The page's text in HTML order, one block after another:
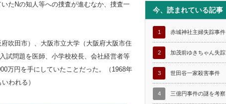
たNの知人等への捜査が進むなか、捜査一
吹田市）、大阪市立大学（大阪府大阪市住
試問題を医師、小学校校長、会社経営者等
万円を手にしていたことだった。（1968年
われる）
今、読まれている記事
1 赤城神社主婦失踪事件
2 加茂前ゆきちゃん失
3 世田谷一家殺害事件
4 三億円事件の謎を考察